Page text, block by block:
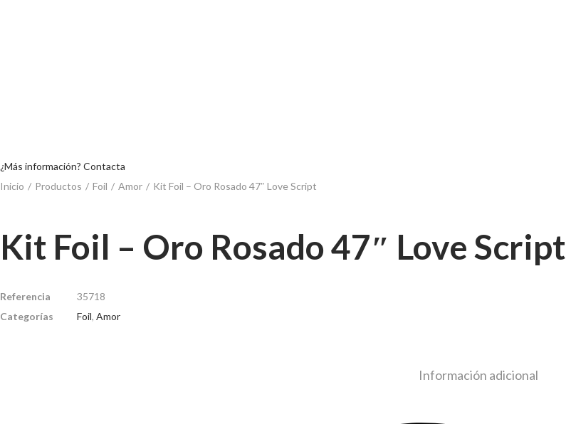
¿Más información? Contacta
Inicio / Productos / Foil / Amor / Kit Foil – Oro Rosado 47″ Love Script
Kit Foil – Oro Rosado 47″ Love Script
Referencia
35718
Categorías
Foil, Amor
Información adicional